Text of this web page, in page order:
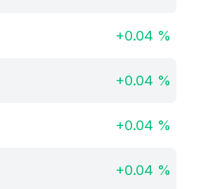
+0.04 %
+0.04 %
+0.04 %
+0.04 %